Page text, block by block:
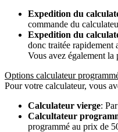
Expedition du
commande du
Expedition du
donc traitée rapidement
Vous avez également
Options calculateur
Pour votre calculateur, vous
Calculateur vierge:
Calcultateur
programmé au prix de